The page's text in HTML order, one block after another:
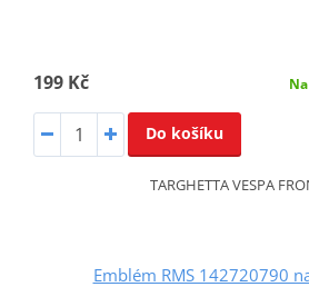
199 Kč
Do košíku
TARGHETTA VESPA
Emblém RMS 142720790